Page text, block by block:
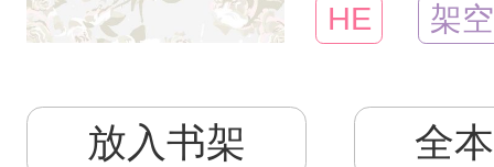
HE 架空
放入书架 全